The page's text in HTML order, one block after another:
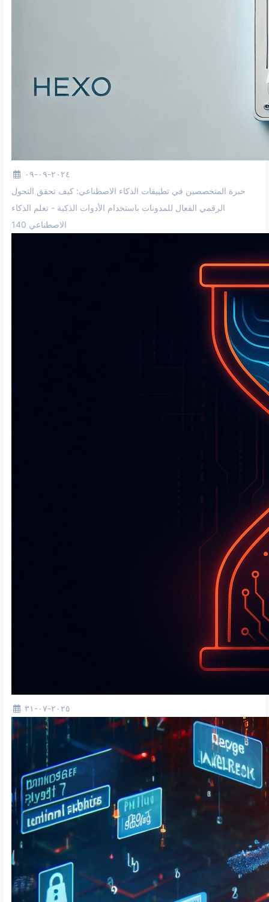
٢٠٢٤-٠٩-٠٩
خبرة المتخصصين في تطبيقات الذكاء الاصطناعي: كيف تحقق التحول
الرقمي الفعال للمدونات باستخدام الأدوات الذكية - تعلم الذكاء
الاصطناعي 140
٢٠٢٥-٠٧-٣١